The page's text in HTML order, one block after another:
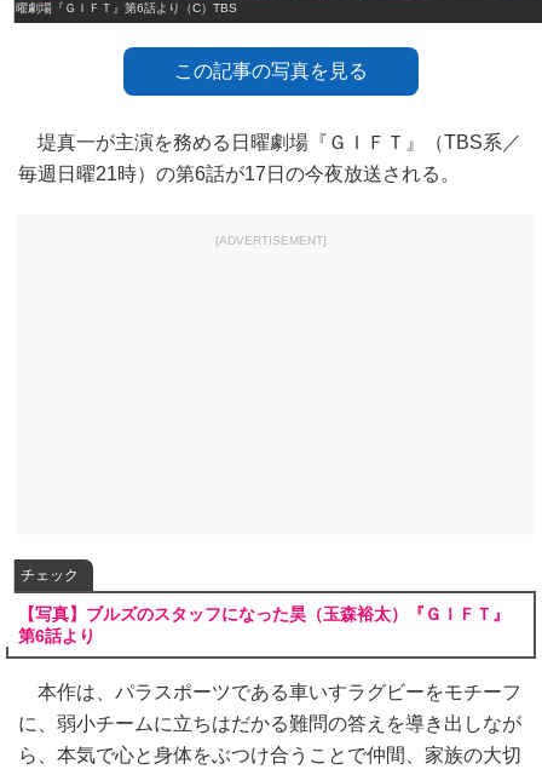
日曜劇場『ＧＩＦＴ』第6話より（C）TBS
この記事の写真を見る
堤真一が主演を務める日曜劇場『ＧＩＦＴ』（TBS系／
毎週日曜21時）の第6話が17日の今夜放送される。
[ADVERTISEMENT]
チェック
【写真】ブルズのスタッフになった昊（玉森裕太）『ＧＩＦＴ』
第6話より
本作は、パラスポーツである車いすラグビーをモチーフ
に、弱小チームに立ちはだかる難問の答えを導き出しなが
ら、本気で心と身体をぶつけ合うことで仲間、家族の大切